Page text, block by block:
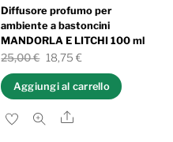
Diffusore profumo per
ambiente a bastoncini
MANDORLA E LITCHI 100 ml
25,00€ Il
originale
era:
18,75 €Il
prezzo
attuale
Aggiungi al carrello
Share